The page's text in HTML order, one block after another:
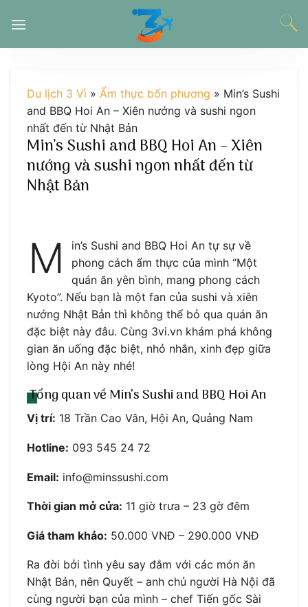
đến
Du lịch 3 Vì » Ẩm thực bốn phương » Min’s Sushi
and BBQ Hoi An – Xiên nướng và sushi ngon
nhất đến từ Nhật Bản
Min’s Sushi and BBQ Hoi An – Xiên
nướng và sushi ngon nhất đến từ
Nhật Bản
M
in’s Sushi and BBQ Hoi An tự sự về
phong cách ẩm thực của mình “Một
quán ăn yên bình, mang phong cách
Kyoto”. Nếu bạn là một fan của sushi và xiên
nướng Nhật Bản thì không thể bỏ qua quán ăn
đặc biệt này đâu. Cùng 3vi.vn khám phá không
gian ăn uống đặc biệt, nhỏ nhắn, xinh đẹp giữa
lòng Hội An này nhé!
Tổng quan về Min’s Sushi and BBQ Hoi An
Vị trí: 18 Trần Cao Vân, Hội An, Quảng Nam
Hotline: 093 545 24 72
Email: info@minssushi.com
Thời gian mở cửa: 11 giờ trưa – 23 gờ đêm
Giá tham khảo: 50.000 VNĐ – 290.000 VNĐ
Ra đời bởi tình yêu say đắm với các món ăn
Nhật Bản, nên Quyết – anh chủ người Hà Nội đã
cùng người bạn của mình – chef Tiến gốc Sài